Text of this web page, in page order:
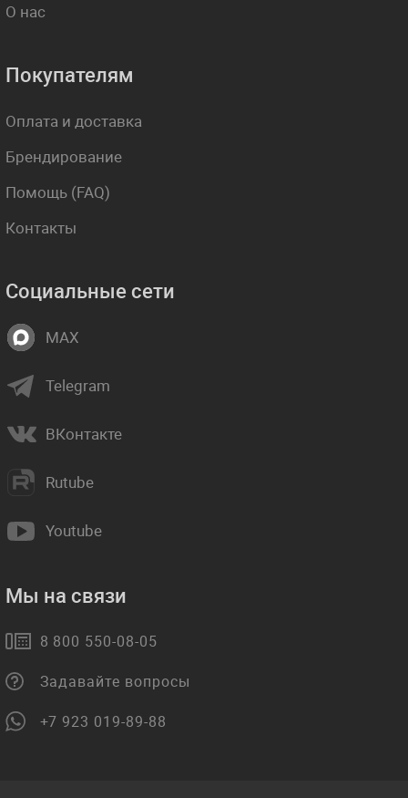
О нас
Покупателям
Оплата и доставка
Брендирование
Помощь (FAQ)
Контакты
Социальные сети
MAX
Telegram
ВКонтакте
Rutube
Youtube
Мы на связи
8 800 550-08-05
Задавайте вопросы
+7 923 019-89-88